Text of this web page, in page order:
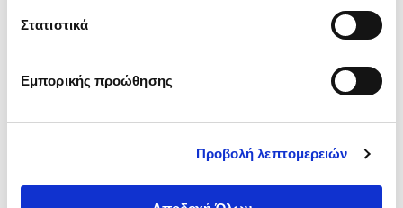
Στατιστικά
Εμπορικής προώθησης
Προβολή λεπτομερειών